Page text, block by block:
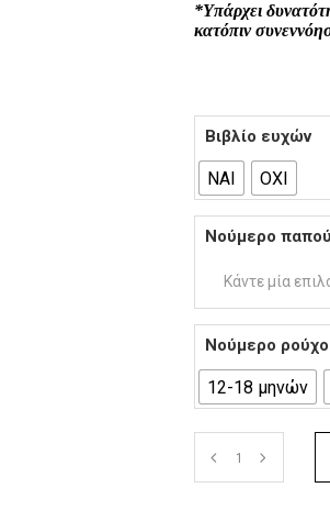
*Υπάρχει
κατόπιν
Βιβλίο ευχών
ΝΑΙ ΟΧΙ
Νούμερο
Κάντε μία
Νούμερο ρούχο
12-18 μηνών